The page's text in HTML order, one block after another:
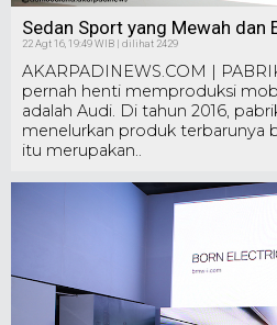
Sedan Sport yang Mewah dan
22 Agt 16, 19:49 WIB | dilihat 2429
AKARPADINEWS.COM |
pernah henti memproduksi
adalah Audi. Di tahun 2016,
menelurkan produk terbarunya
itu merupakan..